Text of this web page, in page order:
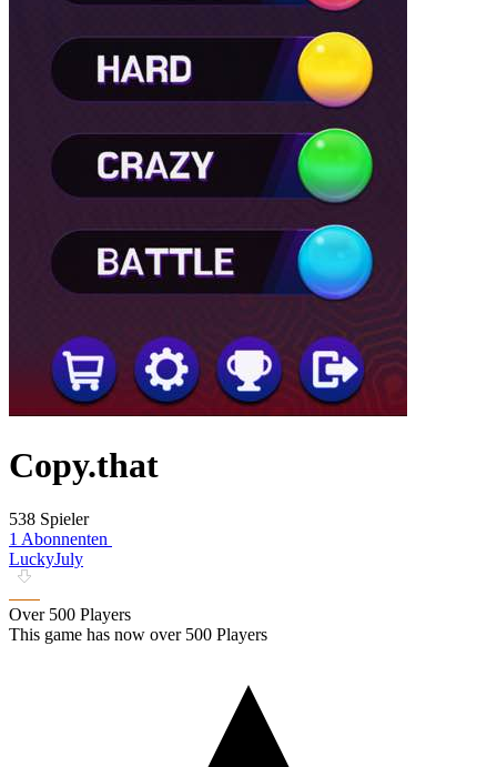
Copy.that
538 Spieler
1 Abonnenten
LuckyJuly
Over 500 Players
This game has now over 500 Players